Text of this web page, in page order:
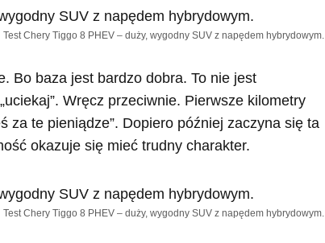
Test Chery Tiggo 8 PHEV – duży, wygodny SUV z napędem hybrydowym.
Bo baza jest bardzo dobra. To nie jest
Wręcz przeciwnie. Pierwsze kilometry
za te pieniądze”. Dopiero później zaczyna się ta
okazuje się mieć trudny charakter.
Test Chery Tiggo 8 PHEV – duży, wygodny SUV z napędem hybrydowym.